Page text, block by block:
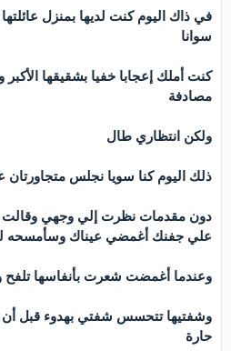
في ذاك اليوم كنت لديها بمنزل عائلتها
سوانا
كنت أملك إعجابا خفيا بشقيقها الأكبر
مصادفة
ولكن انتظاري طال
ذلك اليوم كنا سويا نجلس
دون مقدمات نظرت إلي وجهي
علي جفنك أغمضي عيناك وسأمسحه
وعندما أغمضت شعرت بأنفاسها
وشفتيها تتحسس شفتي بهدوء قبل أن
حارة